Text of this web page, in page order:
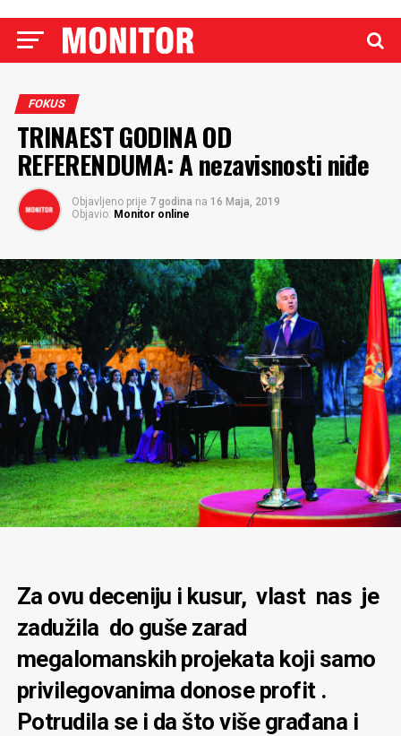
FOKUS
TRINAEST GODINA OD
REFERENDUMA: A nezavisnosti niđe
Objavljeno prije 7 godina na 16 Maja, 2019
Objavio: Monitor online
Za ovu deceniju i kusur, vlast nas je
zadužila do guše zarad
megalomanskih projekata koji samo
privilegovanima donose profit .
Potrudila se i da što više građana i